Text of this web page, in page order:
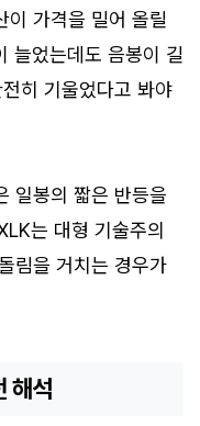
이 가격을 밀어 올릴
늘었는데도 음봉이 길
히 기울었다고 봐야
일봉의 짧은 반등을
는 대형 기술주의
림을 거치는 경우가
해석